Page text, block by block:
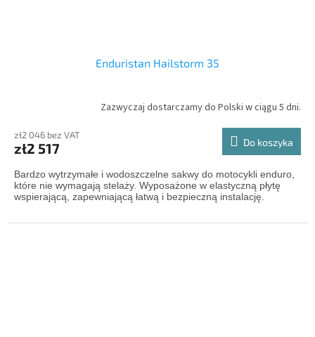
Enduristan Hailstorm 35
Zazwyczaj dostarczamy do Polski w ciągu 5 dni.
zł2 046 bez VAT
zł2 517 Do koszyka
Bardzo wytrzymałe i wodoszczelne sakwy do motocykli enduro,
które nie wymagają stelaży. Wyposażone w elastyczną płytę
wspierającą, zapewniającą łatwą i bezpieczną instalację.